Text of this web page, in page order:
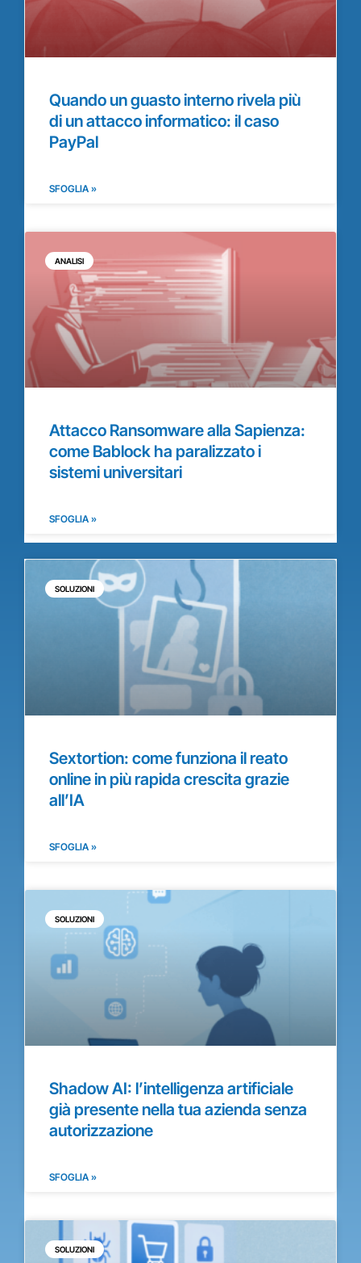
Quando un guasto interno rivela più
di un attacco informatico: il caso
PayPal
SFOGLIA »
ANALISI
Attacco Ransomware alla Sapienza:
come Bablock ha paralizzato i
sistemi universitari
SFOGLIA »
SOLUZIONI
Sextortion: come funziona il reato
online in più rapida crescita grazie
all’IA
SFOGLIA »
SOLUZIONI
Shadow AI: l’intelligenza artificiale
già presente nella tua azienda senza
autorizzazione
SFOGLIA »
SOLUZIONI